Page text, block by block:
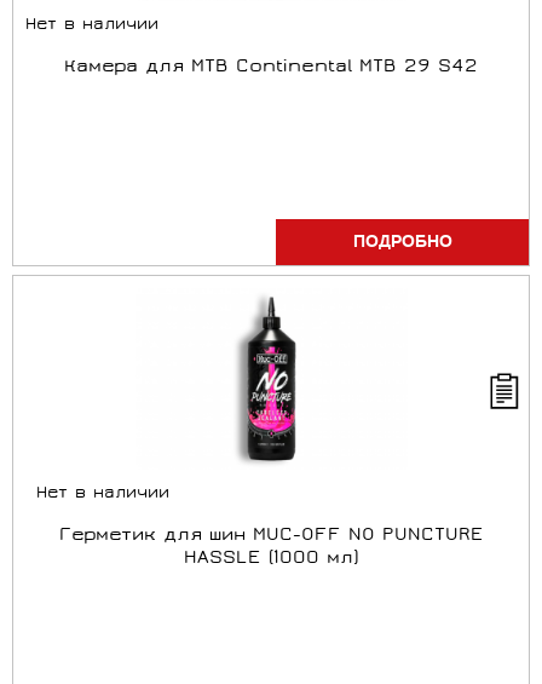
Нет в наличии
Камера для MTB Continental MTB 29 S42
ПОДРОБНО
Нет в наличии
Герметик для шин MUC-OFF NO PUNCTURE
HASSLE (1000 мл)